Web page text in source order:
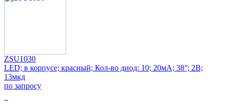
ZSU1030
LED; в корпусе; красный; Кол-во диод: 10; 20мА; 38°; 2В;
13мкд
по запросу